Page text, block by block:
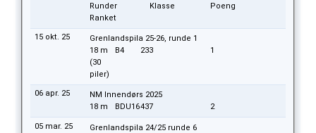
Runder
Klasse
Poeng
Ranket
15 okt. 25
Grenlandspila 25-26, runde 1
18 m
(30
piler)
B4 233 1
06 apr. 25
NM Innendørs 2025
18 m
BDU16437 2
05 mar. 25
Grenlandspila 24/25 runde 6